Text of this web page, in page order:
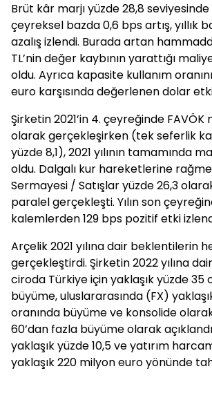
Brüt kâr marjı yüzde 28,8
çeyreksel bazda 0,6 bps artış, yıllık
azalış izlendi. Burada artan
TL’nin değer kaybının yarattığı
oldu. Ayrıca kapasite kullanım
euro karşısında değerlenen dolar
Şirketin 2021’in 4. çeyreğinde FAVÖK
olarak gerçekleşirken (tek seferlik
yüzde 8,1), 2021 yılının tamamında
oldu. Dalgalı kur hareketlerine
Sermayesi / Satışlar yüzde 26,3
paralel gerçekleşti. Yılın son
kalemlerden 129 bps pozitif etki
Arçelik 2021 yılına dair beklentilerin
gerçekleştirdi. Şirketin 2022 yılına
ciroda Türkiye için yaklaşık yüzde 35
büyüme, uluslararasında (FX)
oranında büyüme ve konsolide
60’dan fazla büyüme olarak
yaklaşık yüzde 10,5 ve yatırım
yaklaşık 220 milyon euro yönünde